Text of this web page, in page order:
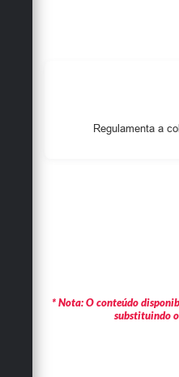
Regulamenta a
* Nota: O conteúdo
substituindo